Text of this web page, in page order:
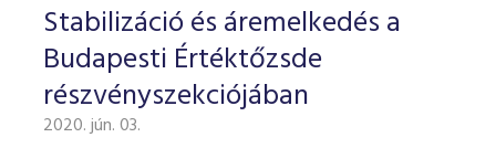
Stabilizáció és áremelkedés a
Budapesti Értéktőzsde
részvényszekciójában
2020. jún. 03.